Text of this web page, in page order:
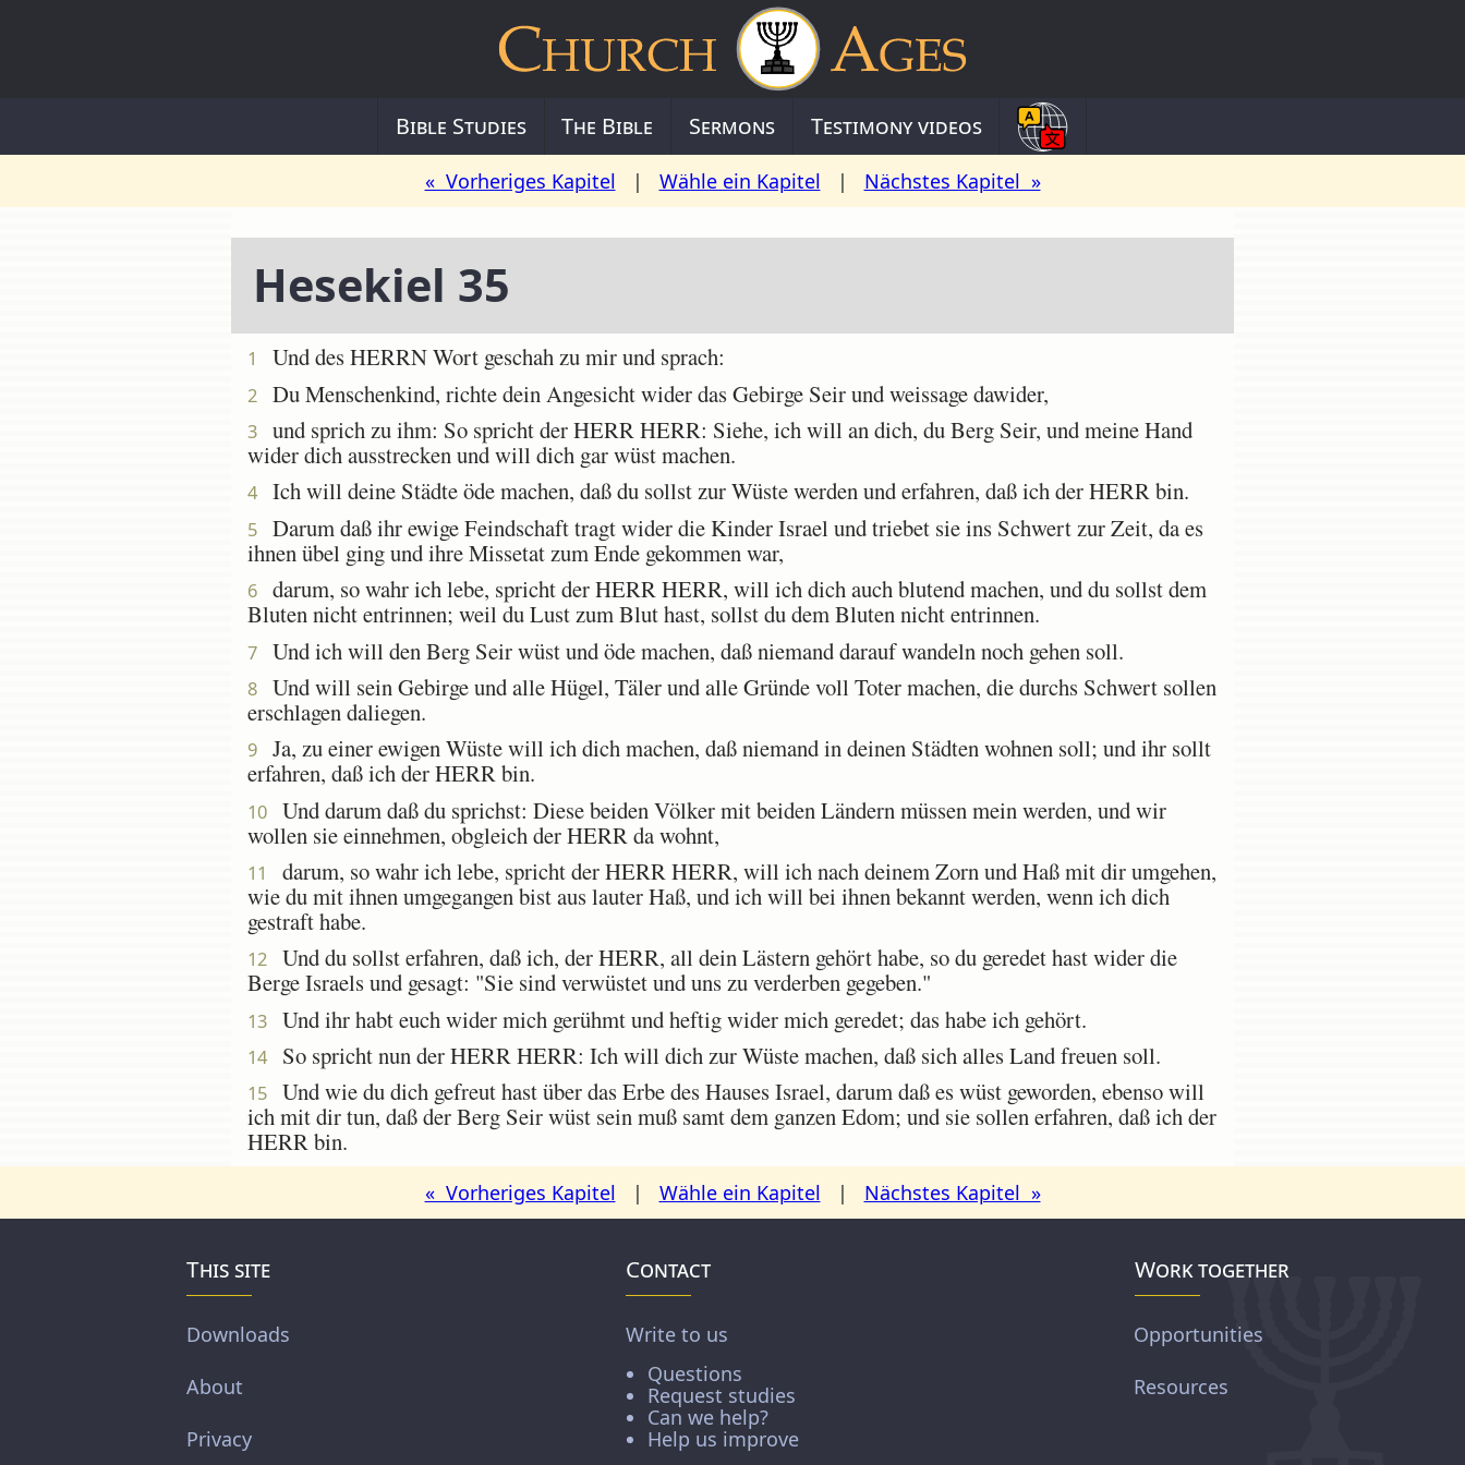
Bible Studies The Bible Sermons Testimony videos
« Vorheriges Kapitel | Wähle ein Kapitel | Nächstes Kapitel »
Hesekiel 35
1 Und des HERRN Wort geschah zu mir und sprach:
2 Du Menschenkind, richte dein Angesicht wider das Gebirge Seir und weissage dawider,
3
und sprich zu ihm: So spricht der HERR HERR: Siehe, ich will an dich, du Berg Seir, und meine Hand
wider dich ausstrecken und will dich gar wüst machen.
4 Ich will deine Städte öde machen, daß du sollst zur Wüste werden und erfahren, daß ich der HERR bin.
5
Darum daß ihr ewige Feindschaft tragt wider die Kinder Israel und triebet sie ins Schwert zur Zeit, da es
ihnen übel ging und ihre Missetat zum Ende gekommen war,
6
darum, so wahr ich lebe, spricht der HERR HERR, will ich dich auch blutend machen, und du sollst dem
Bluten nicht entrinnen; weil du Lust zum Blut hast, sollst du dem Bluten nicht entrinnen.
7 Und ich will den Berg Seir wüst und öde machen, daß niemand darauf wandeln noch gehen soll.
8
Und will sein Gebirge und alle Hügel, Täler und alle Gründe voll Toter machen, die durchs Schwert sollen
erschlagen daliegen.
9
Ja, zu einer ewigen Wüste will ich dich machen, daß niemand in deinen Städten wohnen soll; und ihr sollt
erfahren, daß ich der HERR bin.
10
Und darum daß du sprichst: Diese beiden Völker mit beiden Ländern müssen mein werden, und wir
wollen sie einnehmen, obgleich der HERR da wohnt,
11
darum, so wahr ich lebe, spricht der HERR HERR, will ich nach deinem Zorn und Haß mit dir umgehen,
wie du mit ihnen umgegangen bist aus lauter Haß, und ich will bei ihnen bekannt werden, wenn ich dich
gestraft habe.
12
Und du sollst erfahren, daß ich, der HERR, all dein Lästern gehört habe, so du geredet hast wider die
Berge Israels und gesagt: "Sie sind verwüstet und uns zu verderben gegeben."
13 Und ihr habt euch wider mich gerühmt und heftig wider mich geredet; das habe ich gehört.
14 So spricht nun der HERR HERR: Ich will dich zur Wüste machen, daß sich alles Land freuen soll.
15
Und wie du dich gefreut hast über das Erbe des Hauses Israel, darum daß es wüst geworden, ebenso will
ich mit dir tun, daß der Berg Seir wüst sein muß samt dem ganzen Edom; und sie sollen erfahren, daß ich der
HERR bin.
« Vorheriges Kapitel | Wähle ein Kapitel | Nächstes Kapitel »
This site
Downloads
About
Privacy
Contact
Write to us
Questions
Request studies
Can we help?
Help us improve
Work together
Opportunities
Resources